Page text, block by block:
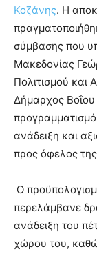
Κοζάνης. Η
σύμβασης που
Μακεδονίας
Πολιτισμού και
Δήμαρχος Βοΐου
ανάδειξη και
προς όφελος
Ο
περελάμβανε
ανάδειξη του
χώρου του,